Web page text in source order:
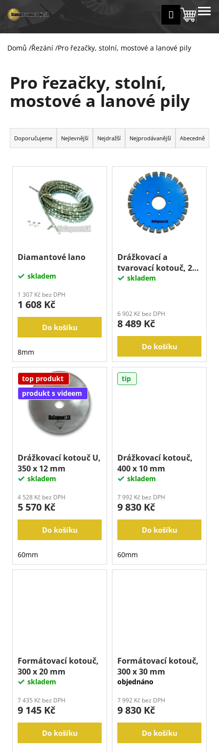
na
obsah
Přihlášení
košík
MENU
Domů /Řezání /Pro řezačky, stolní, mostové a lanové pily
Pro řezačky, stolní,
mostové a lanové pily
Ř
a
z
e
Doporučujeme Nejlevnější Nejdražší Nejprodávanější Abecedně
V
Diamantové lano
skladem
1 307 Kč bez DPH
1 608 Kč
Do košíku
8mm
Drážkovací a
tvarovací kotouč, 250
x 10 mm
skladem
6 902 Kč bez DPH
8 489 Kč
Do košíku
top produkt
produkt s videem
Drážkovací kotouč U,
350 x 12 mm
skladem
4 528 Kč bez DPH
5 570 Kč
Do košíku
60mm
tip
Drážkovací kotouč,
400 x 10 mm
skladem
7 992 Kč bez DPH
9 830 Kč
Do košíku
60mm
Formátovací kotouč,
300 x 20 mm
skladem
7 435 Kč bez DPH
9 145 Kč
Do košíku
Formátovací kotouč,
300 x 30 mm
objednáno
7 992 Kč bez DPH
9 830 Kč
Do košíku
š
Zpět
Zpět
C
p
o
t
e
b
j
Hledat
D
o
m